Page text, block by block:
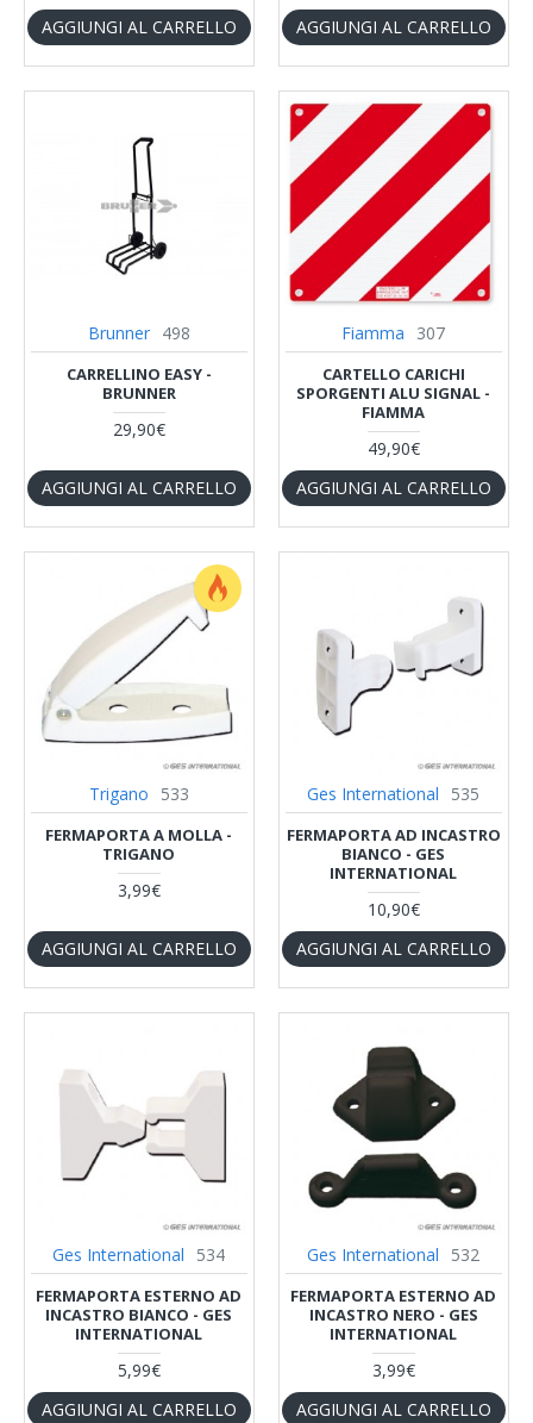
AGGIUNGI AL CARRELLO
AGGIUNGI AL CARRELLO
Brunner 498
CARRELLINO EASY -
BRUNNER
29,90€
AGGIUNGI AL CARRELLO
Fiamma 307
CARTELLO CARICHI
SPORGENTI ALU SIGNAL -
FIAMMA
49,90€
AGGIUNGI AL CARRELLO
Trigano 533
FERMAPORTA A MOLLA -
TRIGANO
3,99€
AGGIUNGI AL CARRELLO
Ges International 535
FERMAPORTA AD INCASTRO
BIANCO - GES
INTERNATIONAL
10,90€
AGGIUNGI AL CARRELLO
Ges International 534
FERMAPORTA ESTERNO AD
INCASTRO BIANCO - GES
INTERNATIONAL
5,99€
AGGIUNGI AL CARRELLO
Ges International 532
FERMAPORTA ESTERNO AD
INCASTRO NERO - GES
INTERNATIONAL
3,99€
AGGIUNGI AL CARRELLO